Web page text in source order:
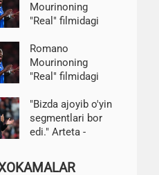
Mourinoning
"Real" filmidagi
pozitsiyasini va
"Arsenal"haqidagi
mish-mishlarni
Romano
Mourinoning
"Real" filmidagi
pozitsiyasini va
"Arsenal"haqidagi
mish-mishlarni
"Bizda ajoyib o'yin
segmentlari bor
edi." Arteta -
"Betis" dan